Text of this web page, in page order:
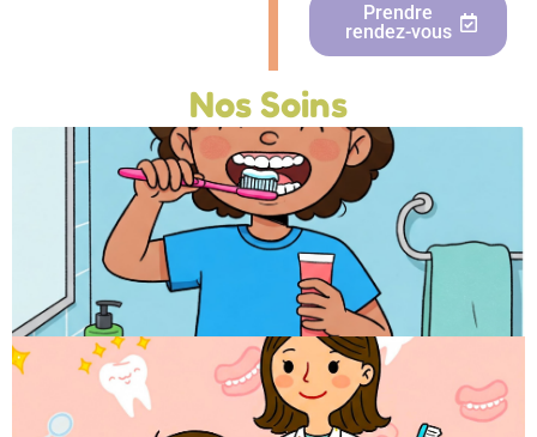
Prendre
rendez-vous
Nos Soins